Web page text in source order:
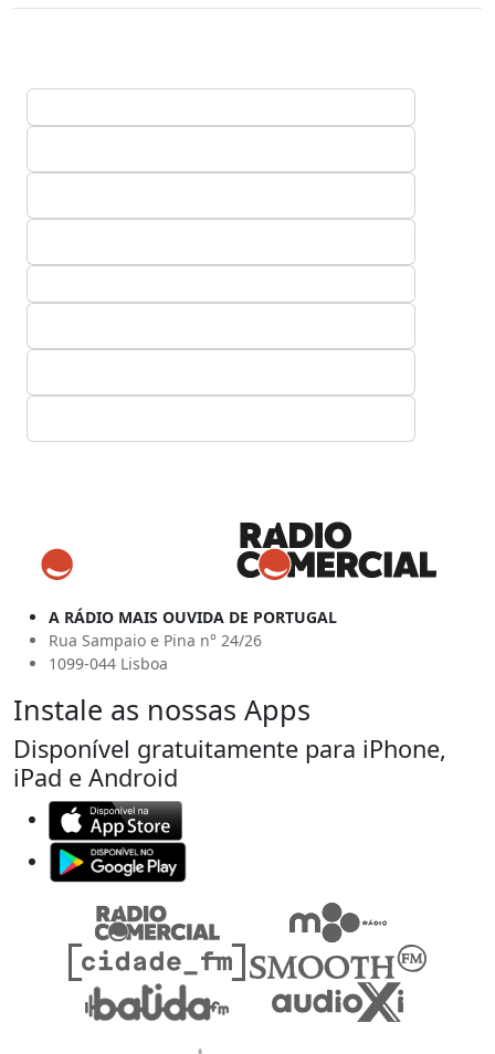
A RÁDIO MAIS OUVIDA DE PORTUGAL
Rua Sampaio e Pina n° 24/26
1099-044 Lisboa
Instale as nossas Apps
Disponível gratuitamente para iPhone,
iPad e Android